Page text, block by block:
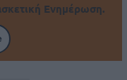
Ενημέρωση.